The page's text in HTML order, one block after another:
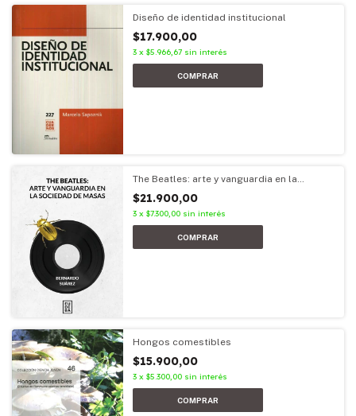
Diseño de identidad institucional
$17.900,00
3 x $5.966,67 sin interés
The Beatles: arte y vanguardia en la
$21.900,00
3 x $7.300,00 sin interés
Hongos comestibles
$15.900,00
3 x $5.300,00 sin interés